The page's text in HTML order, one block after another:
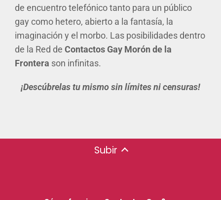
de encuentro telefónico tanto para un público
gay como hetero, abierto a la fantasía, la
imaginación y el morbo. Las posibilidades dentro
de la Red de Contactos Gay Morón de la
Frontera son infinitas.
¡Descúbrelas tu mismo sin límites ni censuras!
Subir